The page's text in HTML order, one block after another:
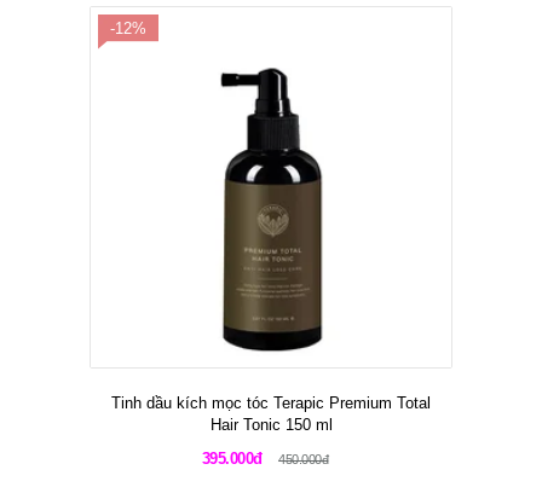
-12%
Tinh dầu kích mọc tóc Terapic Premium Total
Hair Tonic 150 ml
395.000đ
450.000đ